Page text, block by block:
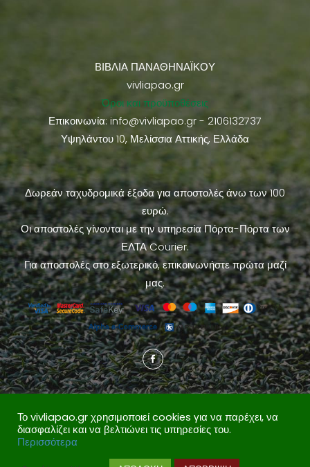
ΒΙΒΛΙΑ ΠΑΝΑΘΗΝΑΪΚΟΥ
vivliapao.gr
Όροι και προϋποθέσεις
Επικοινωνία: info@vivliapao.gr- 2106132737
Υψηλάντου 10, Μελίσσια Αττικής, Ελλάδα
Δωρεάν ταχυδρομικά έξοδα για αποστολές άνω των 100
ευρώ.
Οι αποστολές γίνονται με την υπηρεσία Πόρτα-Πόρτα των
ΕΛΤΑ Courier.
Για αποστολές στο εξωτερικό, επικοινωνήστε πρώτα μαζί
μας.
Το vivliapao.gr χρησιμοποιεί cookies για να παρέχει, να
διασφαλίζει και να βελτιώνει τις υπηρεσίες του.
Περισσότερα